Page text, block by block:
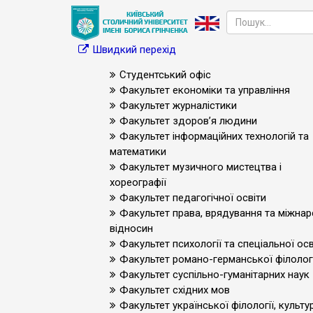
Швидкий перехід
Студентський офіс
Факультет економіки та управління
Факультет журналістики
Факультет здоров’я людини
Факультет інформаційних технологій та
математики
Факультет музичного мистецтва і
хореографії
Факультет педагогічної освіти
Факультет права, врядування та
відносин
Факультет психології та спеціальної
Факультет романо-германської
Факультет суспільно-гуманітарних наук
Факультет східних мов
Факультет української філології,